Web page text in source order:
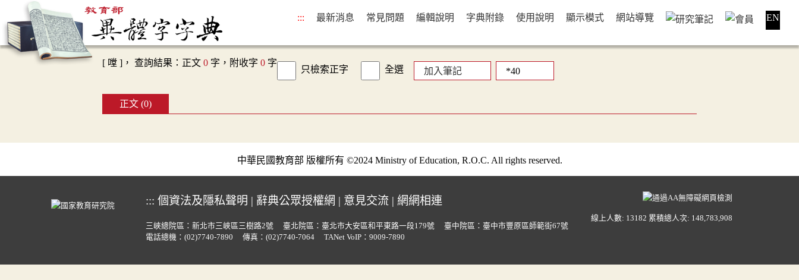
::: 最新消息 常見問題 編輯說明 字典附錄 使用說明 顯示模式 網站導覽 EN
[ 嘡 ]， 查詢結果：正文 0 字，附收字 0 字
只檢索正字 全選 加入筆記
正文 (0)
中華民國教育部 版權所有 ©2024 Ministry of Education, R.O.C. All rights reserved.
::: 個資法及隱私聲明 | 辭典公眾授權網 | 意見交流 | 網網相連
三峽總院區：新北市三峽區三樹路2號 臺北院區：臺北市大安區和平東路一段179號
臺中院區：臺中市豐原區師範街67號
電話總機： (02)7740-7890 傳真：(02)7740-7064 TANet VoIP：9009-7890
線上人數: 13182 累積總人次: 148,783,908